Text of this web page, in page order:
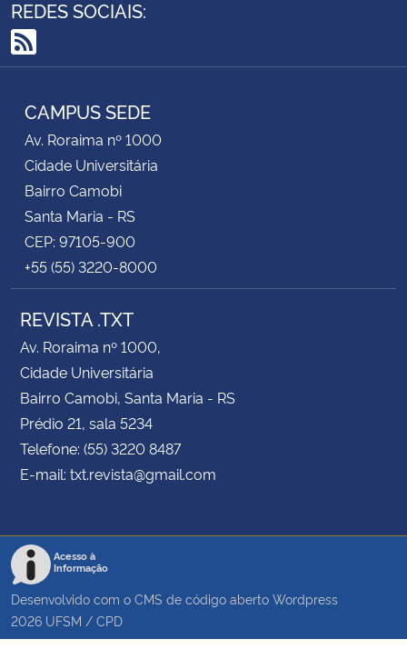
REDES SOCIAIS:
RSS
CAMPUS SEDE
Av. Roraima nº 1000
Cidade Universitária
Bairro Camobi
Santa Maria - RS
CEP: 97105-900
+55 (55) 3220-8000
REVISTA .TXT
Av. Roraima nº 1000,
Cidade Universitária
Bairro Camobi, Santa Maria - RS
Prédio 21, sala 5234
Telefone: (55) 3220 8487
E-mail: txt.revista@gmail.com
Acesso à
Informação
Desenvolvido com o CMS de código aberto Wordpress
2026 UFSM / CPD